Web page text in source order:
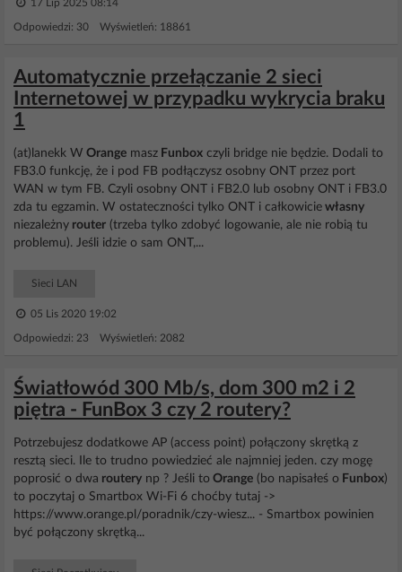
17 Lip 2025 08:14
Odpowiedzi: 30 Wyświetleń: 18861
Automatycznie przełączanie 2 sieci
Internetowej w przypadku wykrycia braku
1
(at)lanekk W Orange masz Funbox czyli bridge nie będzie. Dodali to
FB3.0 funkcję, że i pod FB podłączysz osobny ONT przez port
WAN w tym FB. Czyli osobny ONT i FB2.0 lub osobny ONT i FB3.0
zda tu egzamin. W ostateczności tylko ONT i całkowicie własny
niezależny router (trzeba tylko zdobyć logowanie, ale nie robią tu
problemu). Jeśli idzie o sam ONT,...
Sieci LAN
05 Lis 2020 19:02
Odpowiedzi: 23 Wyświetleń: 2082
Światłowód 300 Mb/s, dom 300 m2 i 2
piętra - FunBox 3 czy 2 routery?
Potrzebujesz dodatkowe AP (access point) połączony skrętką z
resztą sieci. Ile to trudno powiedzieć ale najmniej jeden. czy mogę
poprosić o dwa routery np ? Jeśli to Orange (bo napisałeś o Funbox)
to poczytaj o Smartbox Wi-Fi 6 choćby tutaj ->
https://www.orange.pl/poradnik/czy-wiesz... - Smartbox powinien
być połączony skrętką...